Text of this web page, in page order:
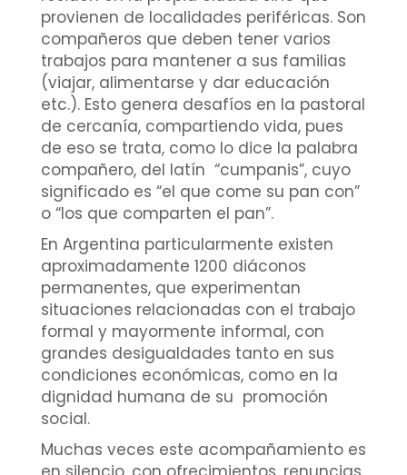
provienen de localidades periféricas. Son
compañeros que deben tener varios
trabajos para mantener a sus familias
(viajar, alimentarse y dar educación
etc.). Esto genera desafíos en la pastoral
de cercanía, compartiendo vida, pues
de eso se trata, como lo dice la palabra
compañero, del latín “cumpanis”, cuyo
significado es “el que come su pan con”
o “los que comparten el pan”.
En Argentina particularmente existen
aproximadamente 1200 diáconos
permanentes, que experimentan
situaciones relacionadas con el trabajo
formal y mayormente informal, con
grandes desigualdades tanto en sus
condiciones económicas, como en la
dignidad humana de su promoción
social.
Muchas veces este acompañamiento es